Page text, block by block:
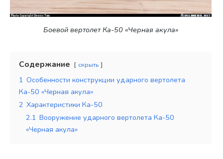
Боевой вертолет Ка-50 «Черная акула»
Содержание скрыть
1 Особенности конструкции ударного вертолета
Ка-50 «Черная акула»
2 Характеристики Ка-50
2.1 Вооружение ударного вертолета Ка-50
«Черная акула»